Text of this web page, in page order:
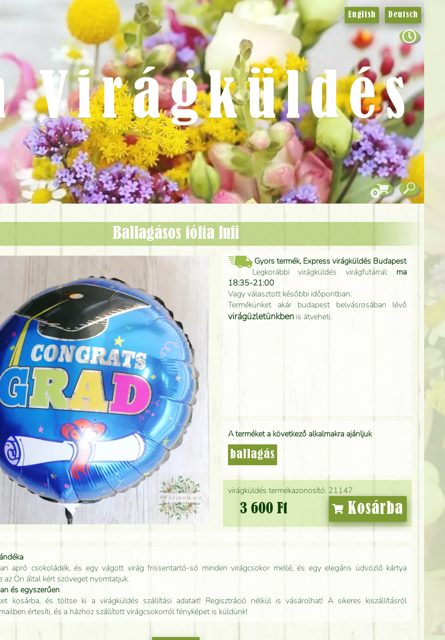
ballagásos fólia lufi
virágküldés termékazonosító: 21147
3 600 Ft Kosárba
Gyors termék, Express virágküldés Budapest
Legkorábbi virágküldés virágfutárral: ma
18:35-21:00
Vagy választott későbbi időpontban.
Termékünket akár budapest belvásrosában lévő
virágüzletünkben is átveheti.
A terméket a következő alkalmakra ajánljuk
ballagás
apró csokoládék, és egy vágott virág frissentartó-só minden virágcsokor mellé, és egy elegáns üdvözlő kártya
az Ön által kért szöveget nyomtatjuk.
és egyszerűen
kosárba, és töltse ki a virágküldés szállítási adatait! Regisztráció nélkül is vásárolhat! A sikeres kiszállításról
értesíti, és a házhoz szállított virágcsokorról fényképet is küldünk!
English Deutsch
Virágküldés
0